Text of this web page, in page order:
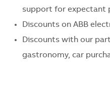
support for expectant
Discounts on ABB
Discounts with our
gastronomy, car